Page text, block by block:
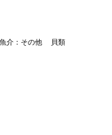
魚介：その他 貝類